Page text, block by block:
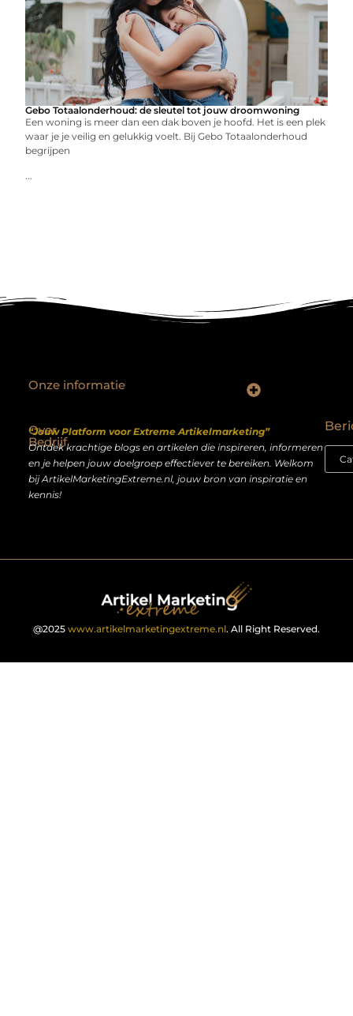
Gebo Totaalonderhoud: de sleutel tot jouw droomwoning
Een woning is meer dan een dak boven je hoofd. Het is een plek
waar je je veilig en gelukkig voelt. Bij Gebo Totaalonderhoud
begrijpen
...
Over
Bedrijf
“Jouw Platform voor Extreme Artikelmarketing”
Ontdek krachtige blogs en artikelen die inspireren, informeren
en je helpen jouw doelgroep effectiever te bereiken. Welkom
bij ArtikelMarketingExtreme.nl, jouw bron van inspiratie en
kennis!
Onze informatie
@2025 www.artikelmarketingextreme.nl. All Right Reserved.